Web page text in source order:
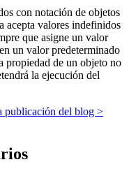
con notación de objetos
acepta valores indefinidos
que asigne un valor
un valor predeterminado
propiedad de un objeto no
la ejecución del
publicación del blog >